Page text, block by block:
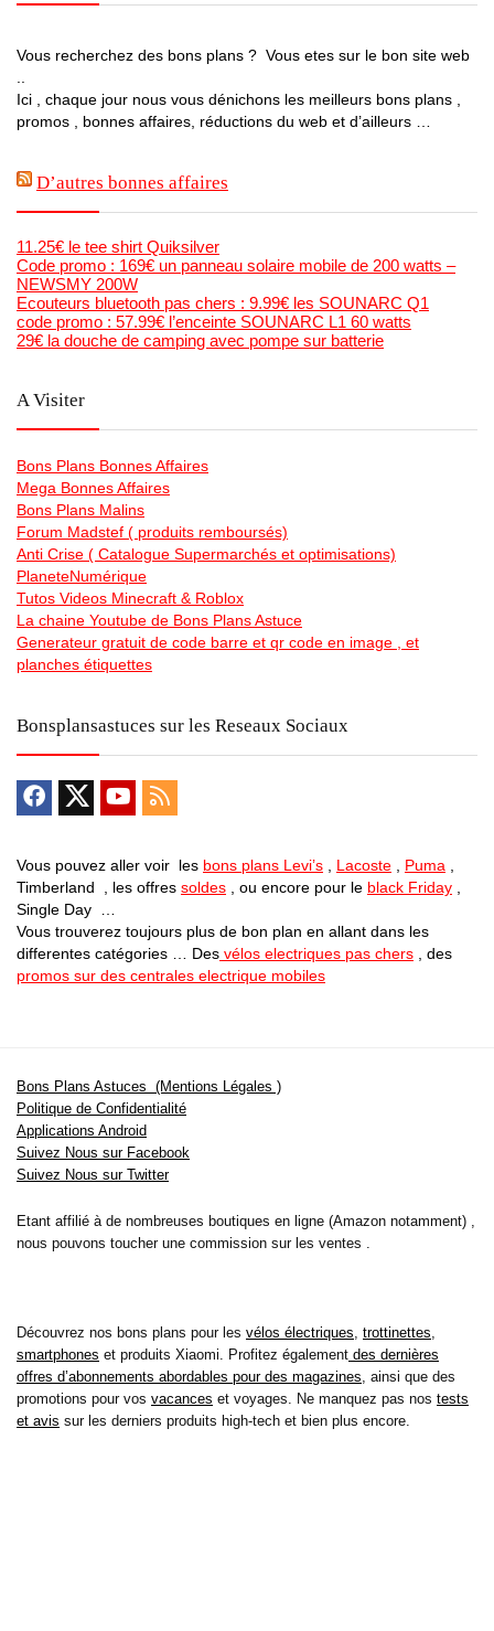
Vous recherchez des bons plans ? Vous etes sur le bon site web
Ici , chaque jour nous vous dénichons les meilleurs bons plans ,
promos , bonnes affaires, réductions du web et d’ailleurs …
D’autres bonnes affaires
11.25€ le tee shirt Quiksilver
Code promo : 169€ un panneau solaire mobile de 200 watts –
NEWSMY 200W
Ecouteurs bluetooth pas chers : 9.99€ les SOUNARC Q1
code promo : 57.99€ l’enceinte SOUNARC L1 60 watts
29€ la douche de camping avec pompe sur batterie
A Visiter
Bons Plans Bonnes Affaires
Mega Bonnes Affaires
Bons Plans Malins
Forum Madstef ( produits remboursés)
Anti Crise ( Catalogue Supermarchés et optimisations)
PlaneteNumérique
Tutos Videos Minecraft & Roblox
La chaine Youtube de Bons Plans Astuce
Generateur gratuit de code barre et qr code en image , et
planches étiquettes
Bonsplansastuces sur les Reseaux Sociaux
Vous pouvez aller voir les bons plans Levi’s Lacoste Puma
Timberland , les offres soldes , ou encore pour le black Friday
Single Day …
Vous trouverez toujours plus de bon plan en allant dans les
differentes catégories … Des vélos electriques pas chers , des
promos sur des centrales electrique mobiles
Bons Plans Astuces (Mentions Légales )
Politique de Confidentialité
Applications Android
Suivez Nous sur Facebook
Suivez Nous sur Twitter
Etant affilié à de nombreuses boutiques en ligne (Amazon notamment) ,
nous pouvons toucher une commission sur les ventes .
Découvrez nos bons plans pour les vélos électriques, trottinettes,
smartphones et produits Xiaomi. Profitez également des dernières
offres d’abonnements abordables pour des magazines, ainsi que des
promotions pour vos vacances et voyages. Ne manquez pas nos tests
et avis sur les derniers produits high-tech et bien plus encore.